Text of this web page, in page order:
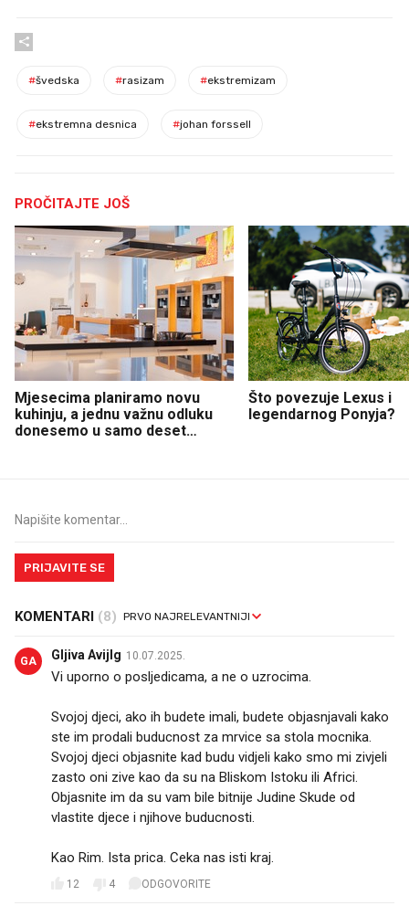
#švedska #rasizam #ekstremizam
#ekstremna desnica #johan forssell
PROČITAJTE JOŠ
Mjesecima planiramo novu
kuhinju, a jednu važnu odluku
donesemo u samo deset
Što povezuje Lexus i
legendarnog Ponyja?
PRIJAVITE SE
KOMENTARI (8)
GA Gljiva Avijlg 10.07.2025.
Vi uporno o posljedicama, a ne o uzrocima.
Svojoj djeci, ako ih budete imali, budete objasnjavali kako
ste im prodali buducnost za mrvice sa stola mocnika.
Svojoj djeci objasnite kad budu vidjeli kako smo mi zivjeli
zasto oni zive kao da su na Bliskom Istoku ili Africi.
Objasnite im da su vam bile bitnije Judine Skude od
vlastite djece i njihove buducnosti.
Kao Rim. Ista prica. Ceka nas isti kraj.
12 4 ODGOVORITE